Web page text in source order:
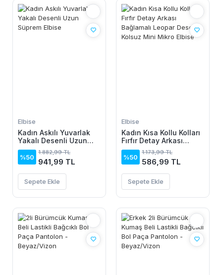
Elbise
Kadın Askılı Yuvarlak
Yakalı Desenli Uzun
Süprem Elbise
%50
1.882,99 TL
941,99 TL
Sepete Ekle
Elbise
Kadın Kısa Kollu Kolları
Fırfır Detay Arkası
Bağlamalı Leopar
Desen Kolsuz Mini
Mikro Elbise
%50
1.173,99 TL
586,99 TL
Sepete Ekle